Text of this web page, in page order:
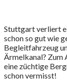
Stuttgart verliert
schon so gut wie
Begleitfahrzeug
Ärmelkanal? Zum
eine züchtige
schon vermisst!